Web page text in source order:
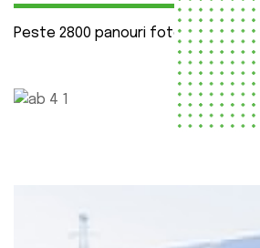
Peste 2800 panouri fotovoltaice